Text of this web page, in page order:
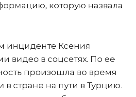
которую назвала
Ксения
видео в соцсетях. По ее
произошла во время
в стране на пути в Турцию.